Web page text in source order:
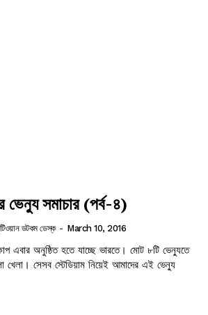
সমাচার (পর্ব-৪)
ডটকম ডেস্ক - March 10, 2016
এবার অনুষ্ঠিত হতে যাচ্ছে ভারতে। মোট ৮টি ভেন্যুতে
সেসব স্টেডিয়াম নিয়েই আমাদের এই ভেন্যু